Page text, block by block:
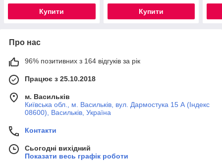
Купити Купити
Про нас
96% позитивних з 164 відгуків за рік
Працює з 25.10.2018
м. Васильків
Київська обл., м. Васильків, вул. Дармостука 15 А (Індекс
08600), Васильків, Україна
Контакти
Сьогодні вихідний
Показати весь графік роботи